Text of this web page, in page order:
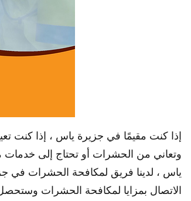
إذا كنت مقيمًا في جزيرة ياس ، إذا كنت
وتعاني من الحشرات أو تحتاج إلى
ياس ، لدينا فريق لمكافحة الحشرات في
الاتصال بمزايا لمكافحة الحشرات